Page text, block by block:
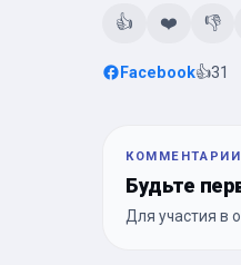
👍 ❤️ 👎
Facebook👍31
КОММЕНТАРИИ
Будьте
Для участия в